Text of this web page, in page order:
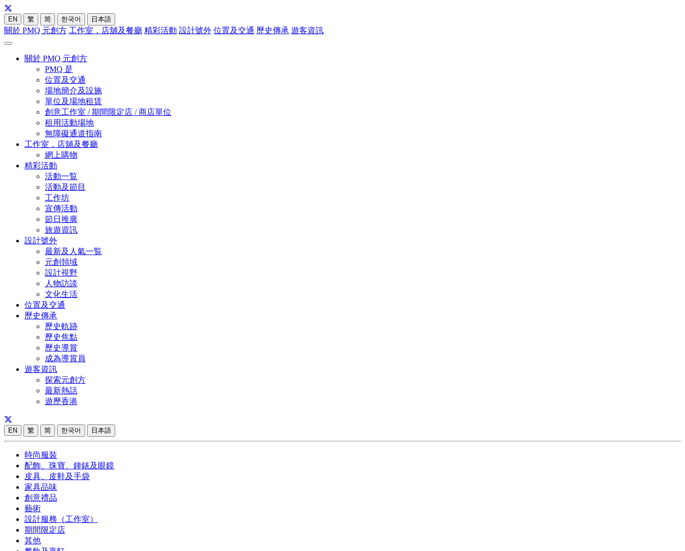
EN 繁 简 한국어 日本語
關於 PMQ 元創方 工作室，店舖及餐廳 精彩活動 設計號外 位置及交通 歷史傳承 遊客資訊
關於 PMQ 元創方
PMQ 是
位置及交通
場地簡介及設施
單位及場地租賃
創意工作室 / 期間限定店 / 商店單位
租用活動場地
無障礙通道指南
工作室，店舖及餐廳
網上購物
精彩活動
活動一覧
活動及節目
工作坊
宣傳活動
節日推廣
旅遊資訊
設計號外
最新及人氣一覧
元創領域
設計視野
人物訪談
文化生活
位置及交通
歷史傳承
歷史軌跡
歷史焦點
歷史導賞
成為導賞員
遊客資訊
探索元創方
最新熱話
遊歷香港
EN 繁 简 한국어 日本語
時尚服裝
配飾、珠寶、鐘錶及眼鏡
皮具、皮鞋及手袋
家具品味
創意禮品
藝術
設計服務（工作室）
期間限定店
其他